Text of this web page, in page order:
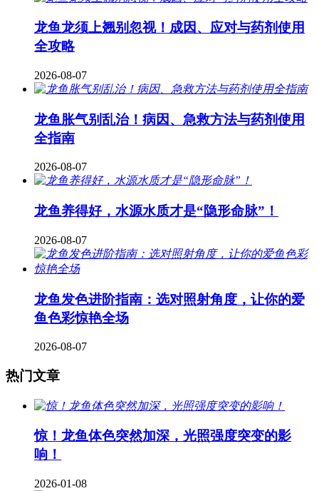
龙鱼龙须上翘别忽视！成因、应对与药剂使用
全攻略
2026-08-07
龙鱼胀气别乱治！病因、急救方法与药剂使用
全指南
2026-08-07
龙鱼养得好，水源水质才是“隐形命脉”！
2026-08-07
龙鱼发色进阶指南：选对照射角度，让你的爱
鱼色彩惊艳全场
2026-08-07
热门文章
惊！龙鱼体色突然加深，光照强度突变的影
响！
2026-01-08